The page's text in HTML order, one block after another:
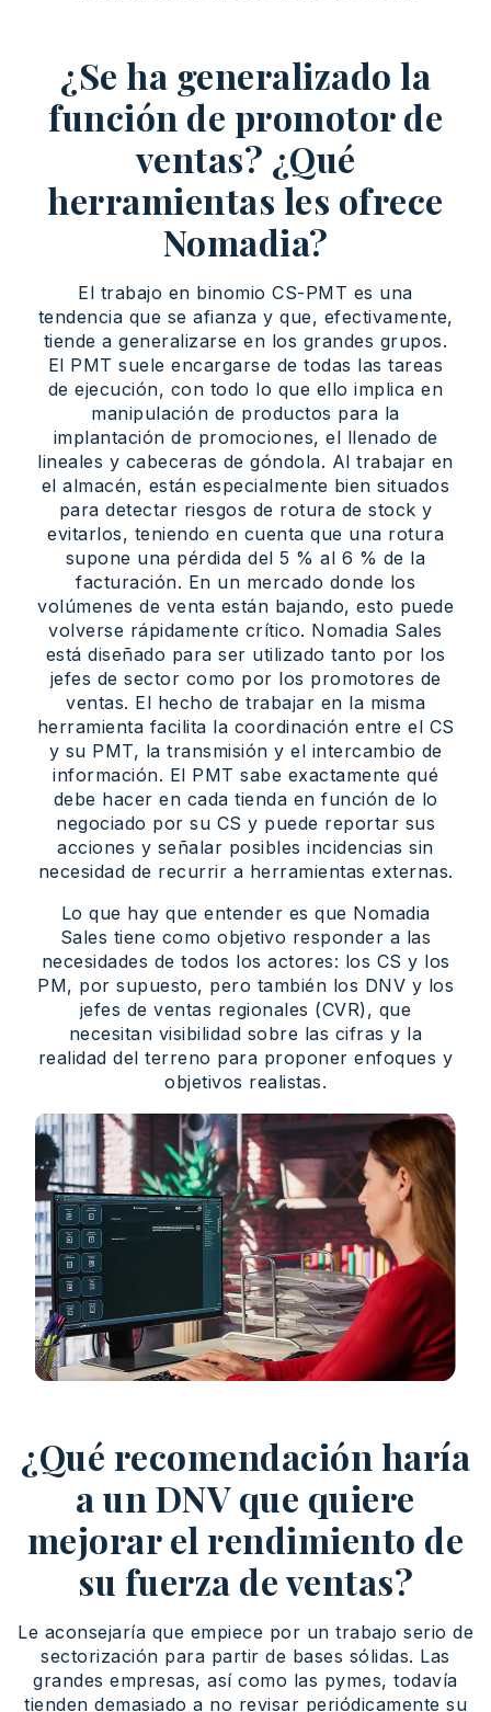
¿Se ha generalizado la
función de promotor de
ventas? ¿Qué
herramientas les ofrece
Nomadia?
El trabajo en binomio CS-PMT es una
tendencia que se afianza y que, efectivamente,
tiende a generalizarse en los grandes grupos.
El PMT suele encargarse de todas las tareas
de ejecución, con todo lo que ello implica en
manipulación de productos para la
implantación de promociones, el llenado de
lineales y cabeceras de góndola. Al trabajar en
el almacén, están especialmente bien situados
para detectar riesgos de rotura de stock y
evitarlos, teniendo en cuenta que una rotura
supone una pérdida del 5 % al 6 % de la
facturación. En un mercado donde los
volúmenes de venta están bajando, esto puede
volverse rápidamente crítico. Nomadia Sales
está diseñado para ser utilizado tanto por los
jefes de sector como por los promotores de
ventas. El hecho de trabajar en la misma
herramienta facilita la coordinación entre el CS
y su PMT, la transmisión y el intercambio de
información. El PMT sabe exactamente qué
debe hacer en cada tienda en función de lo
negociado por su CS y puede reportar sus
acciones y señalar posibles incidencias sin
necesidad de recurrir a herramientas externas.
Lo que hay que entender es que Nomadia
Sales tiene como objetivo responder a las
necesidades de todos los actores: los CS y los
PM, por supuesto, pero también los DNV y los
jefes de ventas regionales (CVR), que
necesitan visibilidad sobre las cifras y la
realidad del terreno para proponer enfoques y
objetivos realistas.
¿Qué recomendación haría
a un DNV que quiere
mejorar el rendimiento de
su fuerza de ventas?
Le aconsejaría que empiece por un trabajo serio de
sectorización para partir de bases sólidas. Las
grandes empresas, así como las pymes, todavía
tienden demasiado a no revisar periódicamente su